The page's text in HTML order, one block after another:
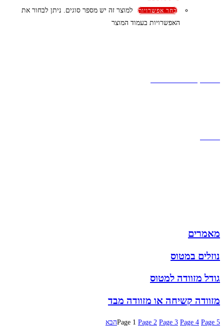
בחר אפשרויות
למוצר זה יש מספר סוגים. ניתן לבחור את
האפשרויות בעמוד המוצר
מאמרים
נוזלים במטוס
גודל מזוודה למטוס
מזוודה קשיחה או מזוודה מבד
Page 1 Page 2 Page 3 Page 4 Page 5 הבא